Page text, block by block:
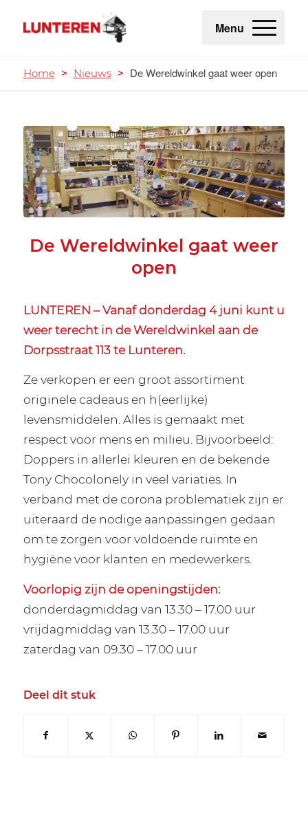
Menu
Home > Nieuws > De Wereldwinkel gaat weer open
De Wereldwinkel gaat weer
open
LUNTEREN – Vanaf donderdag 4 juni kunt u
weer terecht in de Wereldwinkel aan de
Dorpsstraat 113 te Lunteren.
Ze verkopen er een groot assortiment
originele cadeaus en h(eerlijke)
levensmiddelen. Alles is gemaakt met
respect voor mens en milieu. Bijvoorbeeld:
Doppers in allerlei kleuren en de bekende
Tony Chocolonely in veel variaties. In
verband met de corona problematiek zijn er
uiteraard de nodige aanpassingen gedaan
om te zorgen voor voldoende ruimte en
hygiëne voor klanten en medewerkers.
Voorlopig zijn de openingstijden:
donderdagmiddag van 13.30 – 17.00 uur
vrijdagmiddag van 13.30 – 17.00 uur
zaterdag van 09.30 – 17.00 uur
Deel dit stuk